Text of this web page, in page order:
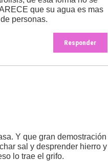
que su agua es mas
personas.
Responder
Y que gran demostración
sal y desprender hierro y
lo trae el grifo.